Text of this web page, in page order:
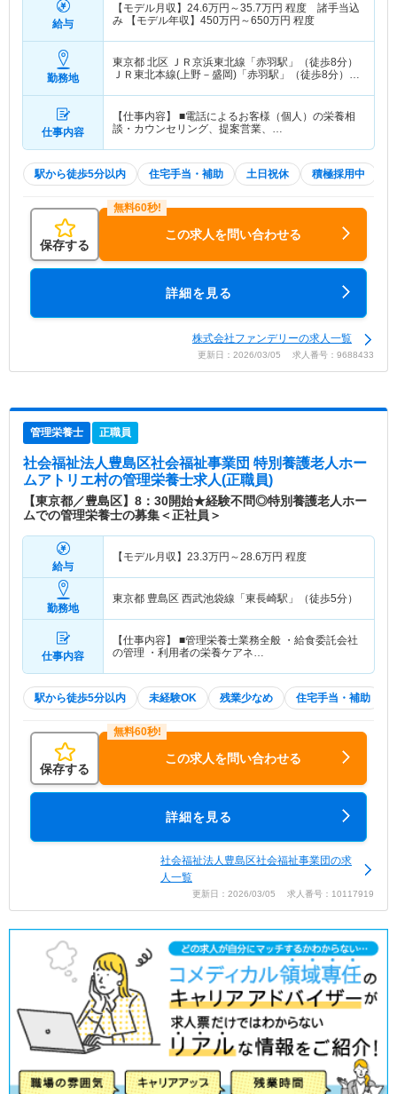
給与
【モデル月収】 24.6万円～35.7万円 程度 諸手当込
み 【モデル年収】 450万円～650万円 程度
勤務地
東京都 北区
ＪＲ京浜東北線「赤羽駅」（徒歩8分）
ＪＲ東北本線(上野－盛岡)「赤羽駅」（徒歩8分）
仕事内容
【仕事内容】 ■電話によるお客様（個人）の栄養相
談・カウンセリング、提案営業、…
駅から徒歩5分以内 住宅手当・補助 土日祝休 積極採用中
保存する
この求人を問い合わせる
詳細を見る
株式会社ファンデリーの求人一覧
更新日：2026/03/05 求人番号：9688433
管理栄養士 正職員
社会福祉法人豊島区社会福祉事業団 特別養護老人ホー
ムアトリエ村の管理栄養士求人(正職員)
【東京都／豊島区】8：30開始★経験不問◎特別養護老人ホー
ムでの管理栄養士の募集＜正社員＞
給与
【モデル月収】 23.3万円～28.6万円 程度
勤務地
東京都 豊島区 西武池袋線「東長崎駅」（徒歩5分）
仕事内容
【仕事内容】 ■管理栄養士業務全般 ・給食委託会社
の管理 ・利用者の栄養ケアネ…
駅から徒歩5分以内 未経験OK 残業少なめ 住宅手当・補助
保存する
この求人を問い合わせる
詳細を見る
社会福祉法人豊島区社会福祉事業団の求
人一覧
更新日：2026/03/05 求人番号：10117919